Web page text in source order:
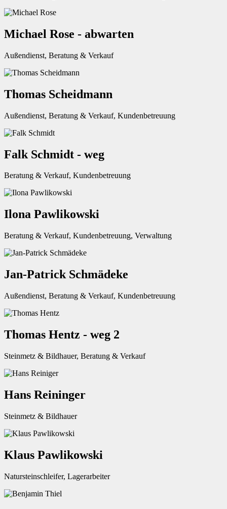
Michael Rose - abwarten
Außendienst, Beratung & Verkauf
Thomas Scheidmann
Außendienst, Beratung & Verkauf, Kundenbetreuung
Falk Schmidt - weg
Beratung & Verkauf, Kundenbetreuung
Ilona Pawlikowski
Beratung & Verkauf, Kundenbetreuung, Verwaltung
Jan-Patrick Schmädeke
Außendienst, Beratung & Verkauf, Kundenbetreuung
Thomas Hentz - weg 2
Steinmetz & Bildhauer, Beratung & Verkauf
Hans Reininger
Steinmetz & Bildhauer
Klaus Pawlikowski
Natursteinschleifer, Lagerarbeiter